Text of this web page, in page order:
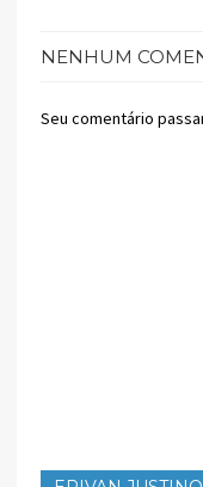
NENHUM
Seu comentário